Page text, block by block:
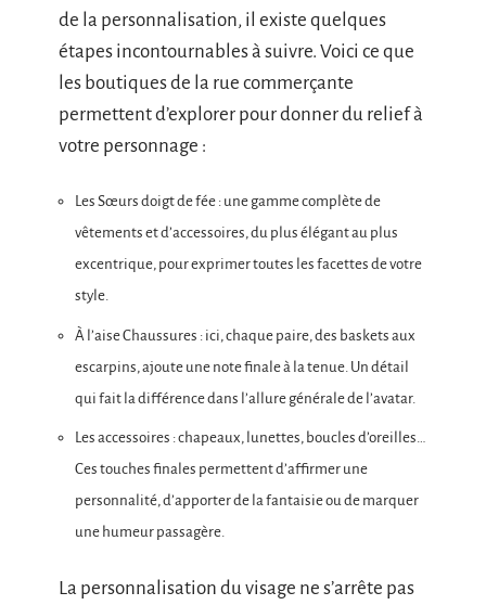
de la personnalisation, il existe quelques
étapes incontournables à suivre. Voici ce que
les boutiques de la rue commerçante
permettent d’explorer pour donner du relief à
votre personnage :
Les Sœurs doigt de fée : une gamme complète de
vêtements et d’accessoires, du plus élégant au plus
excentrique, pour exprimer toutes les facettes de votre
style.
À l’aise Chaussures : ici, chaque paire, des baskets aux
escarpins, ajoute une note finale à la tenue. Un détail
qui fait la différence dans l’allure générale de l’avatar.
Les accessoires : chapeaux, lunettes, boucles d’oreilles…
Ces touches finales permettent d’affirmer une
personnalité, d’apporter de la fantaisie ou de marquer
une humeur passagère.
La personnalisation du visage ne s’arrête pas